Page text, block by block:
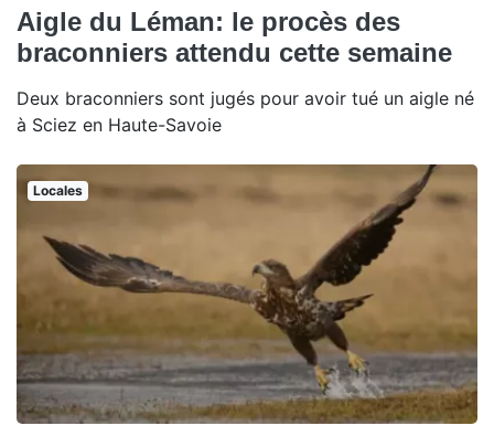
Aigle du Léman: le procès des
braconniers attendu cette semaine
Deux braconniers sont jugés pour avoir tué un aigle né
à Sciez en Haute-Savoie
Locales